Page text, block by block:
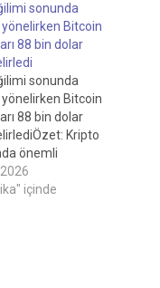
sonunda
Bitcoin
88 bin dolar
sonunda
Bitcoin
88 bin dolar
Kripto
önemli
bir
içinde